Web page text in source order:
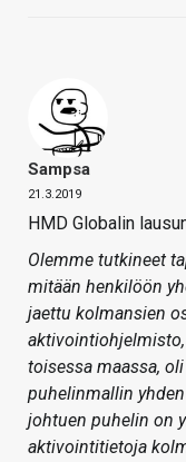
Sampsa
21.3.2019
HMD Globalin
Olemme tutkineet
mitään henkilöön
jaettu kolmansien
toisessa maassa,
puhelinmallin
johtuen puhelin on
aktivointitietoja